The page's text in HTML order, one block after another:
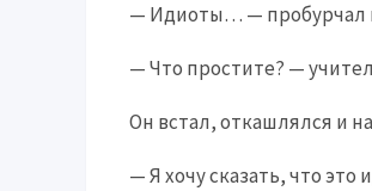
— Идиоты… — пробурчал
— Что простите? —
Он встал, откашлялся и
— Я хочу сказать, что